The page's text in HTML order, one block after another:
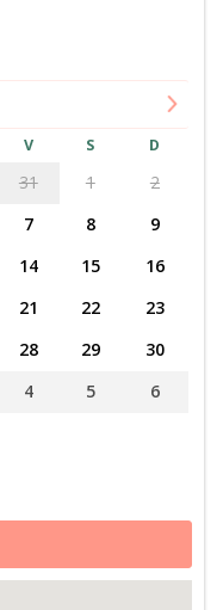
V S D
31 1
2
7 8
9
14 15
16
21 22
23
28 29
30
4 5 6